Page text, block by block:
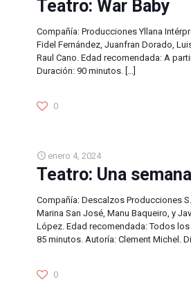
Teatro: War Baby
Compañía: Producciones Yllana
Fidel Fernández, Juanfran Dorado,
Raul Cano. Edad recomendada: A
Duración: 90 minutos. […]
0
enero 4, 2024
Teatro: Una
Compañía: Descalzos Producciones
Marina San José, Manu Baqueiro, y
López. Edad recomendada: Todos
85 minutos. Autoría: Clement Michel.
0